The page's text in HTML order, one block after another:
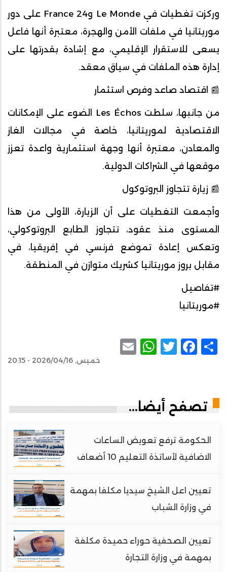
وركزت تغطيات في Le Monde وFrance 24 على دور
موريتانيا في ملفات الأمن والهجرة، معتبرة أنها فاعل
يسعى للاستقرار الإقليمي، مع إشادة بقدرتها على
إدارة هذه الملفات في سياق معقد.
📰 اقتصاد صاعد وفرص استثمار
من جانبها، سلطت Les Échos الضوء على الإمكانات
الاقتصادية لموريتانيا، خاصة في مجالات الغاز
والمعادن، معتبرة أنها وجهة استثمارية واعدة تعزز
موقعها في الشراكات الدولية.
📰 زيارة تتجاوز البروتوكول
وأجمعت التغطيات على أن الزيارة، الأولى من هذا
المستوى منذ عقود، تتجاوز الطابع البروتوكولي،
وتعكس إعادة تموضع فرنسي في إفريقيا، في
مقابل بروز موريتانيا كشريك متوازن في المنطقة.
#تفاصيل
#موريتانيا
Share
Facebook
Twitter
WhatsApp
خميس, 2026/04/16 - 20:15
تصفح أيضا...
الحكومة ترفع تعويض الساعات
الاضافية لأساتذة التعليم 10 أضعاف
تعيين اعل الشيخ سيديا مكلفا بمهمة
في وزارة الشباب
تعيين الصحفية حوراء حميدة مكلفة
بمهمة في وزارة التجارة